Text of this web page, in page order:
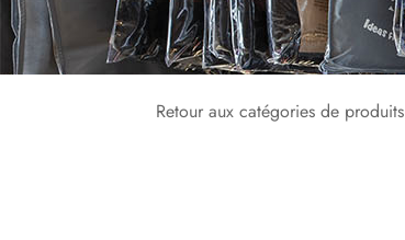
Retour aux catégories de produits